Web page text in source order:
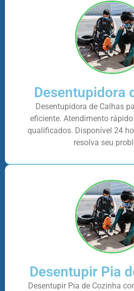
Desentupidora
Desentupidora de Calhas
eficiente. Atendimento
qualificados. Disponível 24
resolva seu
Desentupir Pia
Desentupir Pia de Cozinha